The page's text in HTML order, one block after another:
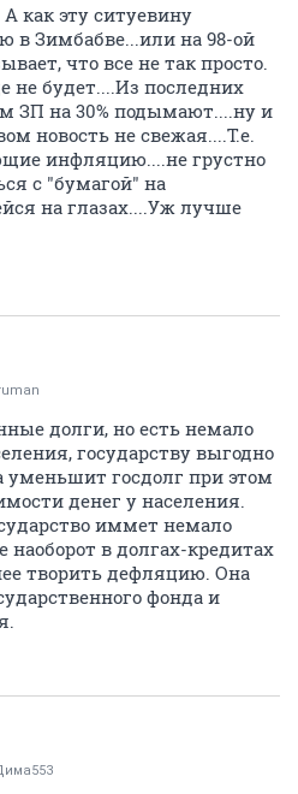
как эту ситуевину
в Зимбабве...или на 98-ой
что все не так просто.
не будет....Из последних
ЗП на 30% подымают....ну и
новость не свежая....Т.е.
инфляцию....не грустно
с "бумагой" на
на глазах....Уж лучше
долги, но есть немало
государству выгодно
госдолг при этом
денег у населения.
иммет немало
наоборот в долгах-кредитах
творить дефляцию. Она
фонда и